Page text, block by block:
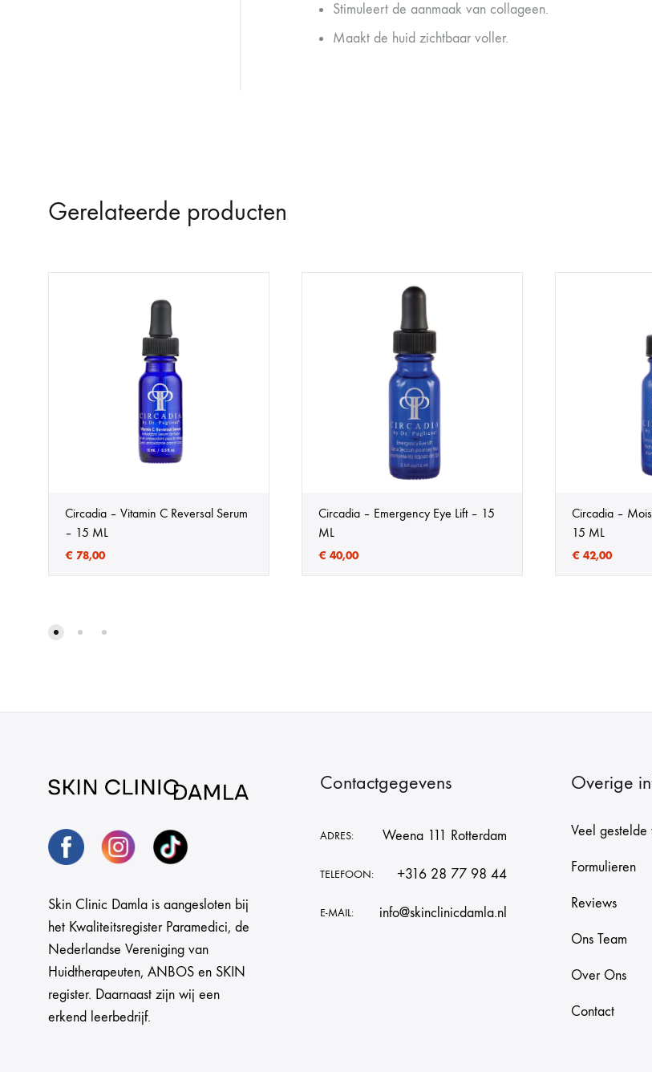
Stimuleert de aanmaak van collageen.
Maakt de huid zichtbaar voller.
Gerelateerde producten
Circadia – Vitamin C Reversal Serum
– 15 ML
€ 78,00
Circadia – Emergency Eye Lift – 15
ML
€ 40,00
Circadia –
15 ML
€ 42,00
Skin Clinic Damla is aangesloten bij
het Kwaliteitsregister Paramedici, de
Nederlandse Vereniging van
Huidtherapeuten, ANBOS en SKIN
register. Daarnaast zijn wij een
erkend leerbedrijf.
Contactgegevens
ADRES: Weena 111 Rotterdam
TELEFOON: +316 28 77 98 44
E-MAIL: info@skinclinicdamla.nl
Overige
Veel gestelde
Formulieren
Reviews
Ons Team
Over Ons
Contact